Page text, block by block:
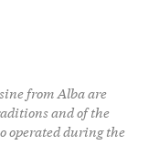
from Alba are
and of the
operated during the